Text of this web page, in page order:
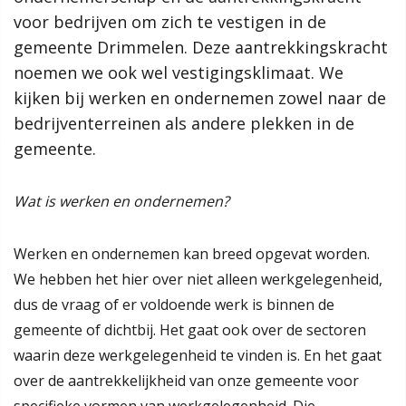
Proces
Hoe werkt de website?
Rol van de gemeente
Contact
Drimmelen
Hooge Zwaluwe
Terheijden
Toon alle
Thema's
voor bedrijven om zich te vestigen in de
gemeente Drimmelen. Deze aantrekkingskracht
noemen we ook wel vestigingsklimaat. We
kijken bij werken en ondernemen zowel naar de
bedrijventerreinen als andere plekken in de
gemeente.
Lees verder
voor bedrijven om zich te vestigen in de
gemeente Drimmelen. Deze aantrekkingskracht
noemen we ook wel vestigingsklimaat. We
kijken bij werken en ondernemen zowel naar de
bedrijventerreinen als andere plekken in de
gemeente.
Wat is werken en ondernemen?
Werken en ondernemen kan breed opgevat worden.
We hebben het hier over niet alleen werkgelegenheid,
dus de vraag of er voldoende werk is binnen de
gemeente of dichtbij. Het gaat ook over de sectoren
waarin deze werkgelegenheid te vinden is. En het gaat
over de aantrekkelijkheid van onze gemeente voor